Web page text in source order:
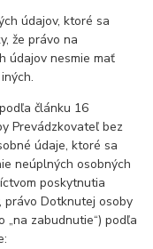
údajov, ktoré sa
že právo na
údajov nesmie mať
článku 16
Prevádzkovateľ bez
údaje, ktoré sa
neúplných osobných
poskytnutia
právo Dotknutej osoby
„na zabudnutie“) podľa